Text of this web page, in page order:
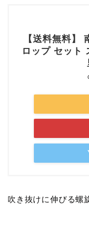
【送料無料】
ロップ セット
吹き抜けに伸びる螺